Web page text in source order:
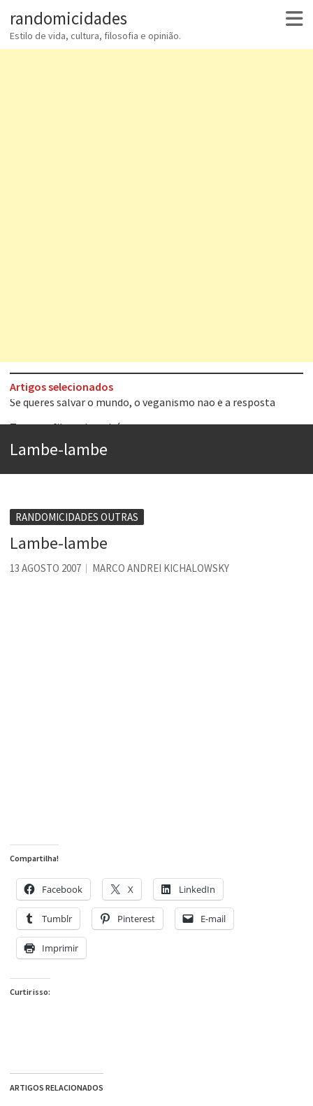
randomicidades
Estilo de vida, cultura, filosofia e opinião.
Artigos selecionados
Tem que filmar isso daí
Esse tal de Rock Gaúcho
Os causos de Jorge Luis Borges
Voto obrigatório é correto?
Lambe-lambe
RANDOMICIDADES OUTRAS
Lambe-lambe
13 AGOSTO 2007 MARCO ANDREI KICHALOWSKY
Compartilha!
Facebook X LinkedIn
Tumblr Pinterest E-mail
Imprimir
Curtir isso:
ARTIGOS RELACIONADOS